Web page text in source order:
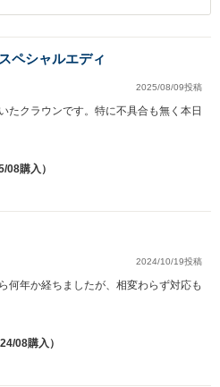
ペシャルエディ
2025/08/09投稿
たクラウンです。特に不具合も無く本日
08購入）
2024/10/19投稿
何年か経ちましたが、相変わらず対応も
08購入）